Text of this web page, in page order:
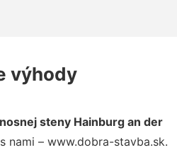
výhody
steny Hainburg an der
nami – www.dobra-stavba.sk.